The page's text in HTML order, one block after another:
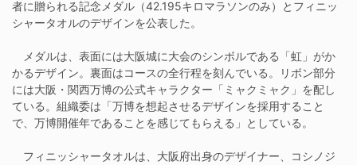
者に贈られる記念メダル（42.195キロマラソンのみ）とフィニッ
シャータオルのデザインを公表した。
メダルは、表面には大阪城に大会のシンボルである「虹」がか
かるデザイン。裏面はコースの全行程を刻んでいる。リボン部分
には大阪・関西万博の公式キャラクター「ミャクミャク」を配し
ている。組織委は「万博を想起させるデザインを採用すること
で、万博開催年であることを感じてもらえる」としている。
フィニッシャータオルは、大阪府出身のデザイナー、コシノジ